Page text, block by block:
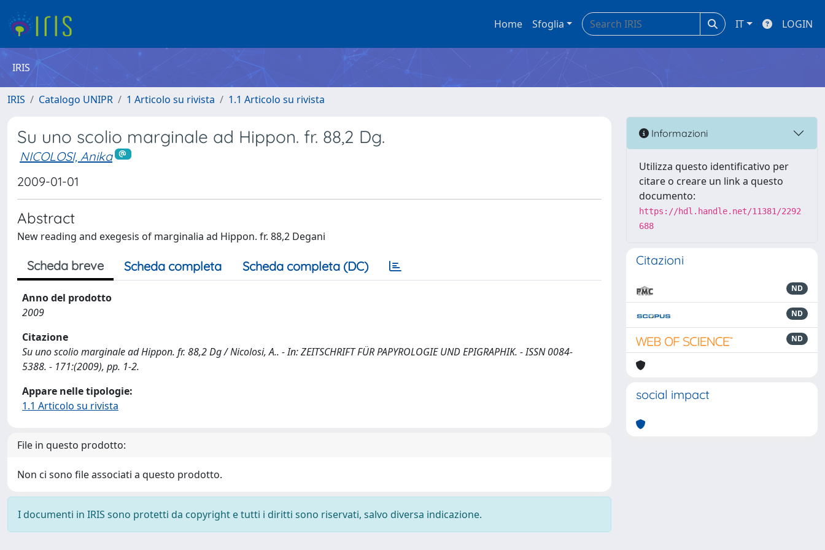
Home Sfoglia IT LOGIN
IRIS
IRIS Catalogo UNIPR 1 Articolo su rivista 1.1 Articolo su rivista
Su uno scolio marginale ad Hippon. fr. 88,2 Dg.
NICOLOSI, Anika
2009-01-01
Abstract
New reading and exegesis of marginalia ad Hippon. fr. 88,2 Degani
Scheda breve Scheda completa Scheda completa (DC)
Anno del prodotto
2009
Citazione
Su uno scolio marginale ad Hippon. fr. 88,2 Dg / Nicolosi, A.. - In: ZEITSCHRIFT FÜR PAPYROLOGIE UND EPIGRAPHIK. - ISSN 0084-
5388. - 171:(2009), pp. 1-2.
Appare nelle tipologie:
1.1 Articolo su rivista
File in questo prodotto:
Non ci sono file associati a questo prodotto.
I documenti in IRIS sono protetti da copyright e tutti i diritti sono riservati, salvo diversa indicazione.
Informazioni
Utilizza questo identificativo per
citare o creare un link a questo
documento:
https://hdl.handle.net/11381/2292
688
Citazioni
ND
ND
ND
social impact